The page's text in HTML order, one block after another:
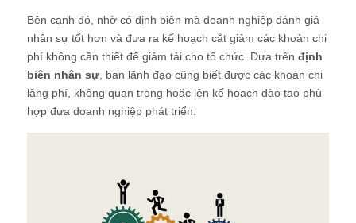
Bên cạnh đó, nhờ có định biên mà doanh nghiệp đánh giá
nhân sự tốt hơn và đưa ra kế hoạch cắt giảm các khoản chi
phí không cần thiết để giảm tải cho tổ chức. Dựa trên định
biên nhân sự, ban lãnh đạo cũng biết được các khoản chi
lãng phí, không quan trọng hoặc lên kế hoạch đào tạo phù
hợp đưa doanh nghiệp phát triển.